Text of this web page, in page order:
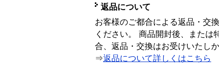
返品について
お客様のご都合による返品・交
ください。 商品開封後、または
合、返品・交換はお受けいたし
⇒返品について詳しくはこちら